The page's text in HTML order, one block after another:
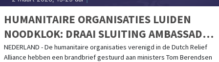
HUMANITAIRE ORGANISATIES LUIDEN
NOODKLOK: DRAAI SLUITING AMBASSADE
ZUID-SOEDAN TERUG
NEDERLAND - De humanitaire organisaties verenigd in de Dutch Relief
Alliance hebben een brandbrief gestuurd aan ministers Tom Berendsen